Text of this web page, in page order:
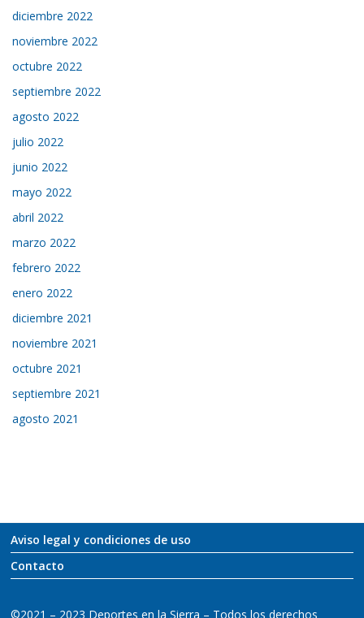
diciembre 2022
noviembre 2022
octubre 2022
septiembre 2022
agosto 2022
julio 2022
junio 2022
mayo 2022
abril 2022
marzo 2022
febrero 2022
enero 2022
diciembre 2021
noviembre 2021
octubre 2021
septiembre 2021
agosto 2021
Aviso legal y condiciones de uso
Contacto
©2021 – 2023 Deportes en la Sierra – Todos los derechos